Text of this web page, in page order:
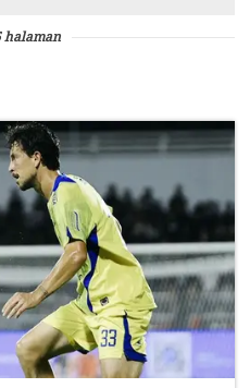
halaman